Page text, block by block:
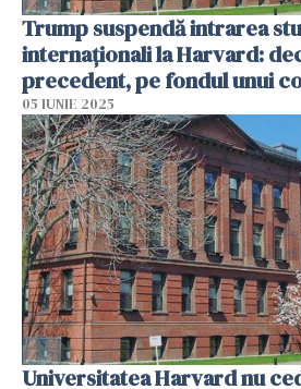
Trump suspendă intrarea
internaționali la Harvard:
precedent, pe fondul unui
05 IUNIE 2025
Universitatea Harvard nu